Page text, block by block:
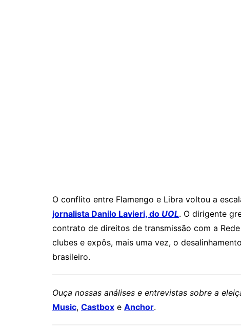
O conflito entre Flamengo e Libra voltou a
jornalista Danilo Lavieri, do UOL. O dirigente
contrato de direitos de transmissão com a
clubes e expôs, mais uma vez, o
brasileiro.
Ouça nossas análises e entrevistas sobre a
Music, Castbox e Anchor.